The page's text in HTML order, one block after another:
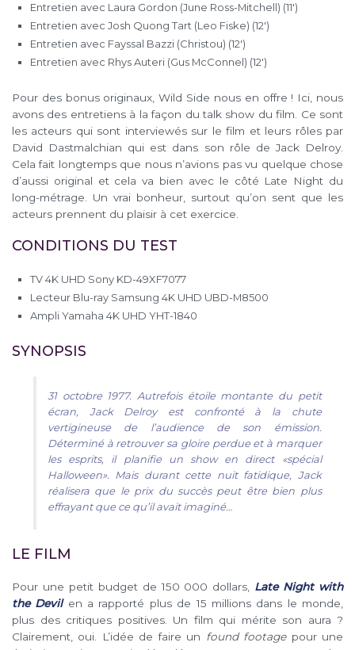
Entretien avec Laura Gordon (June Ross-Mitchell) (11′)
Entretien avec Josh Quong Tart (Leo Fiske) (12′)
Entretien avec Fayssal Bazzi (Christou) (12′)
Entretien avec Rhys Auteri (Gus McConnel) (12′)
Pour des bonus originaux, Wild Side nous en offre ! Ici, nous
avons des entretiens à la façon du talk show du film. Ce sont
les acteurs qui sont interviewés sur le film et leurs rôles par
David Dastmalchian qui est dans son rôle de Jack Delroy.
Cela fait longtemps que nous n’avions pas vu quelque chose
d’aussi original et cela va bien avec le côté Late Night du
long-métrage. Un vrai bonheur, surtout qu’on sent que les
acteurs prennent du plaisir à cet exercice.
CONDITIONS DU TEST
TV 4K UHD Sony KD-49XF7077
Lecteur Blu-ray Samsung 4K UHD UBD-M8500
Ampli Yamaha 4K UHD YHT-1840
SYNOPSIS
31 octobre 1977. Autrefois étoile montante du petit
écran, Jack Delroy est confronté à la chute
vertigineuse de l’audience de son émission.
Déterminé à retrouver sa gloire perdue et à marquer
les esprits, il planifie un show en direct «spécial
Halloween». Mais durant cette nuit fatidique, Jack
réalisera que le prix du succès peut être bien plus
effrayant que ce qu’il avait imaginé…
LE FILM
Pour une petit budget de 150 000 dollars, Late Night with
the Devilen a rapporté plus de 15 millions dans le monde,
plus des critiques positives. Un film qui mérite son aura ?
Clairement, oui. L’idée de faire un
found footagepour une